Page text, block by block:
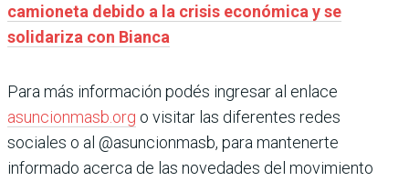
camioneta debido a la crisis económica y se
solidariza con Bianca
Para más información podés ingresar al enlace
asuncionmasb.org o visitar las diferentes redes
sociales o al @asuncionmasb, para mantenerte
informado acerca de las novedades del movimiento